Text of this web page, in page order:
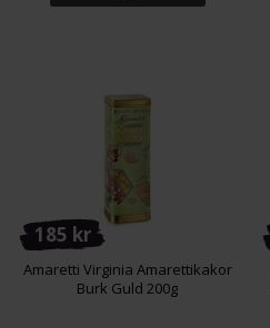
185 kr
Amaretti Virginia Amarettikakor
Burk Guld 200g